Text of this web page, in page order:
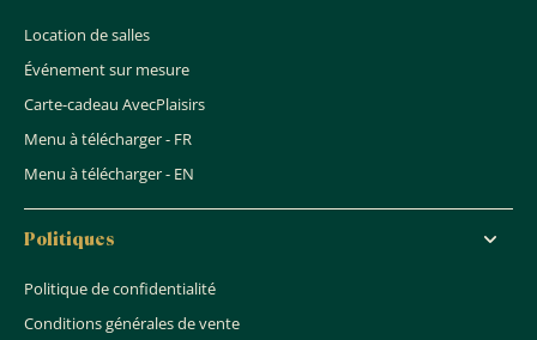
Location de salles
Événement sur mesure
Carte-cadeau AvecPlaisirs
Menu à télécharger - FR
Menu à télécharger - EN
Politiques
Politique de confidentialité
Conditions générales de vente